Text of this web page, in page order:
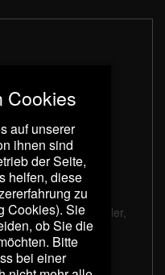
ab 50%, Schüler,
Pass.
Cookies
auf unserer
ihnen sind
der Seite,
helfen, diese
zu
Cookies). Sie
ob Sie die
Bitte
bei einer